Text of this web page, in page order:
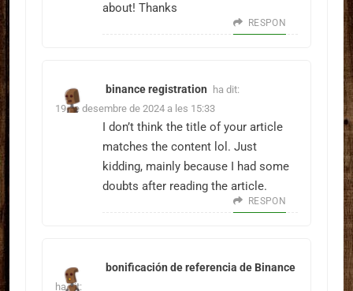
about! Thanks
RESPON
binance registration
ha dit:
19 de desembre de 2024 a les 15:33
I don’t think the title of your article
matches the content lol. Just
kidding, mainly because I had some
doubts after reading the article.
RESPON
bonificación de referencia de Binance
ha dit: